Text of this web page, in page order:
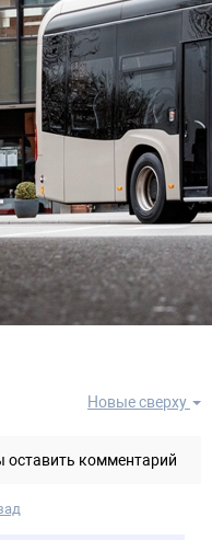
Новые сверху
оставить комментарий